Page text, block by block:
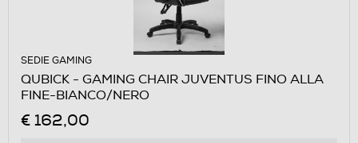
SEDIE GAMING
QUBICK - GAMING CHAIR JUVENTUS FINO ALLA
FINE-BIANCO/NERO
€ 162,00